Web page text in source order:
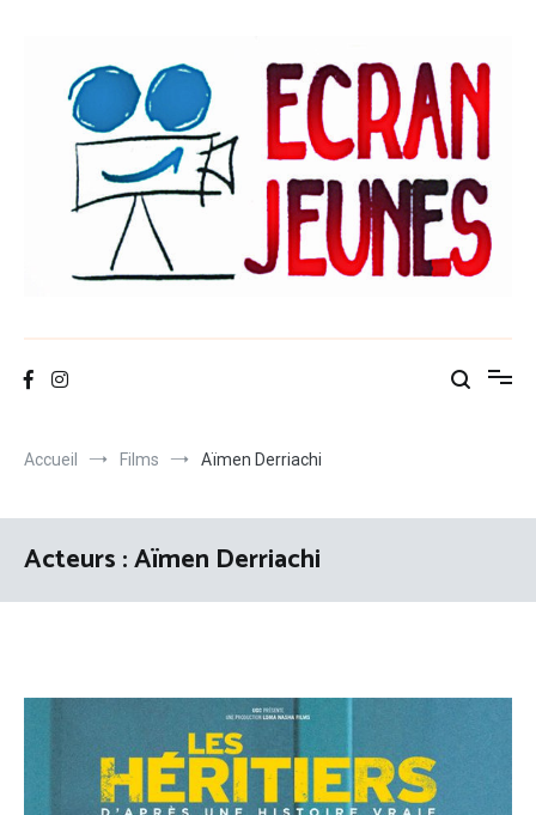
Ecran-jeunes
Accueil Films Aïmen Derriachi
Acteurs :Aïmen Derriachi